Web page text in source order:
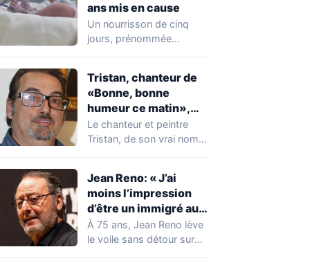
ans mis en cause
Un nourrisson de cinq
jours, prénommée
Tristan, chanteur de
«Bonne, bonne
humeur ce matin»,
mort à 68 ans
Le chanteur et peintre
Tristan, de son vrai nom
Jean Reno: « J’ai
moins l’impression
d’être un immigré aux
États-Unis qu’en
France »
À 75 ans, Jean Reno lève
le voile sans détour sur